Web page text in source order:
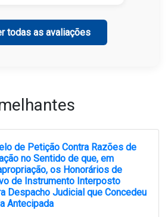
todas as avaliações
de Petição Contra Razões de
no Sentido de que, em
os Honorários de
de Instrumento Interposto
Despacho Judicial que Concedeu
Antecipada